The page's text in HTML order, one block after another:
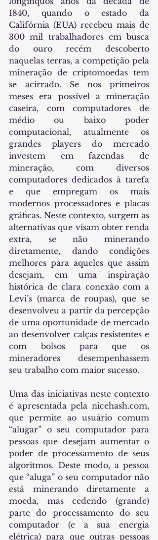
1840, quando o estado da
Califórnia (EUA) recebeu mais de
300 mil trabalhadores em busca
do ouro recém descoberto
naquelas terras, a competição pela
mineração de criptomoedas tem
se acirrado. Se nos primeiros
meses era possível a mineração
caseira, com computadores de
médio ou baixo poder
computacional, atualmente os
grandes players do mercado
investem em fazendas de
mineração, com diversos
computadores dedicados à tarefa
e que empregam os mais
modernos processadores e placas
gráficas. Neste contexto, surgem as
alternativas que visam obter renda
extra, se não minerando
diretamente, dando condições
melhores para aqueles que assim
desejam, em uma inspiração
histórica de clara conexão com a
Levi’s (marca de roupas), que se
desenvolveu a partir da percepção
de uma oportunidade de mercado
ao desenvolver calças resistentes e
com bolsos para que os
mineradores desempenhassem
seu trabalho com maior sucesso.
Uma das iniciativas neste contexto
é apresentada pela nicehash.com,
que permite ao usuário comum
“alugar” o seu computador para
pessoas que desejam aumentar o
poder de processamento de seus
algoritmos. Deste modo, a pessoa
que “aluga” o seu computador não
está minerando diretamente a
moeda, mas cedendo (grande)
parte do processamento do seu
computador (e a sua energia
elétrica) para que outras pessoas